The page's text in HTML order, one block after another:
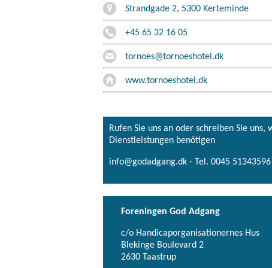
Strandgade 2, 5300 Kerteminde
+45 65 32 16 05
tornoes@tornoeshotel.dk
www.tornoeshotel.dk
Rufen Sie uns an oder schreiben Sie
Dienstleistungen benötigen
info@godadgang.dk - Tel. 0045
Foreningen God Adgang
c/o Handicaporganisationernes Hus
Blekinge Boulevard 2
2630 Taastrup